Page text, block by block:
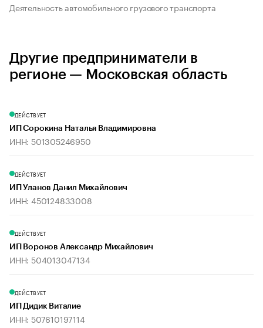
Деятельность автомобильного грузового транспорта
Другие предприниматели в
регионе — Московская область
ДЕЙСТВУЕТ
ИП Сорокина Наталья Владимировна
ИНН: 501305246950
ДЕЙСТВУЕТ
ИП Уланов Данил Михайлович
ИНН: 450124833008
ДЕЙСТВУЕТ
ИП Воронов Александр Михайлович
ИНН: 504013047134
ДЕЙСТВУЕТ
ИП Дидик Виталие
ИНН: 507610197114